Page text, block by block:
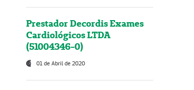
Prestador Decordis Exames
Cardiológicos LTDA
(51004346-0)
01 de Abril de 2020